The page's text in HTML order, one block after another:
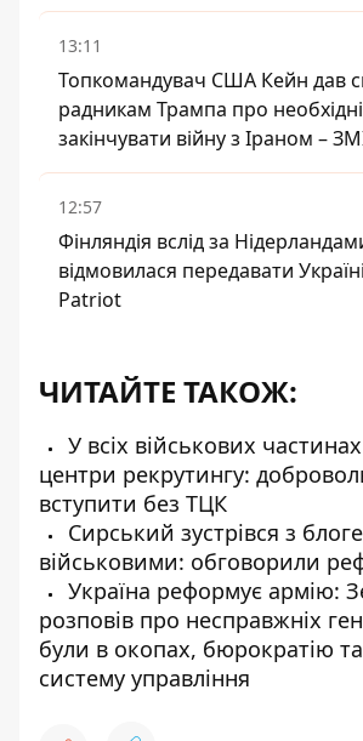
13:11
Топкомандувач США Кейн дав
радникам Трампа про
закінчувати війну з Іраном –
12:57
Фінляндія вслід за
відмовилася передавати
Patriot
ЧИТАЙТЕ ТАКОЖ:
У всіх військових
центри рекрутингу:
вступити без ТЦК
Сирський зустрівся з
військовими: обговорили
Україна реформує армію:
розповів про несправжніх
були в окопах, бюрократію
систему управління